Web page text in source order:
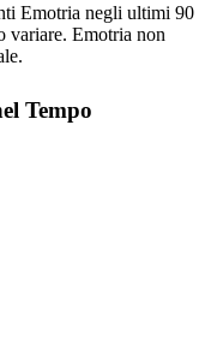
Emotria negli ultimi 90
variare. Emotria non
Tempo